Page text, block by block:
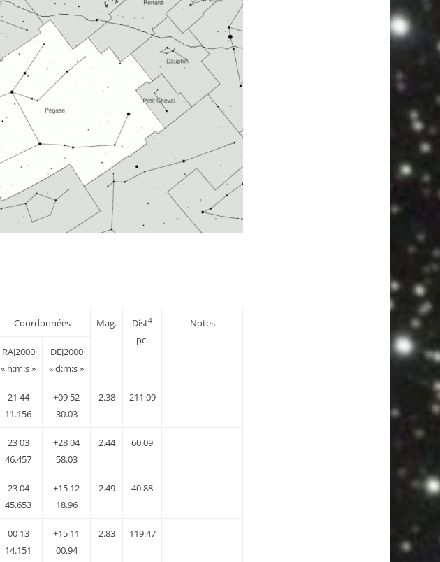
Coordonnées Mag. Dist4
pc.
Notes
RAJ2000
« h:m:s »
DEJ2000
« d:m:s »
21 44
11.156
+09 52
30.03
2.38 211.09
23 03
46.457
+28 04
58.03
2.44 60.09
23 04
45.653
+15 12
18.96
2.49 40.88
00 13
14.151
+15 11
00.94
2.83 119.47